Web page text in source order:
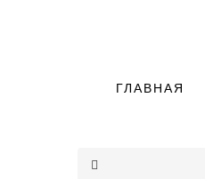
ГЛАВНАЯ